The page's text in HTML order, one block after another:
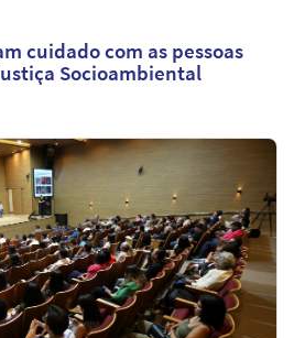
cuidado com as pessoas
Socioambiental